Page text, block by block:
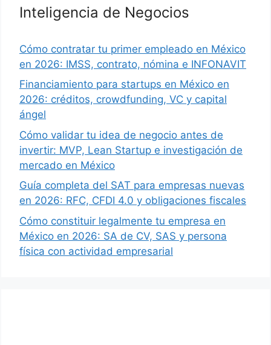
Inteligencia de Negocios
Cómo contratar tu primer empleado en México
en 2026: IMSS, contrato, nómina e INFONAVIT
Financiamiento para startups en México en
2026: créditos, crowdfunding, VC y capital
ángel
Cómo validar tu idea de negocio antes de
invertir: MVP, Lean Startup e investigación de
mercado en México
Guía completa del SAT para empresas nuevas
en 2026: RFC, CFDI 4.0 y obligaciones fiscales
Cómo constituir legalmente tu empresa en
México en 2026: SA de CV, SAS y persona
física con actividad empresarial